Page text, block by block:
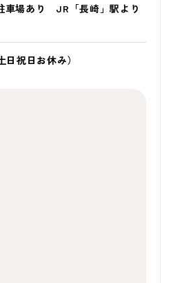
場あり JR「長崎」駅より
日祝日お休み）